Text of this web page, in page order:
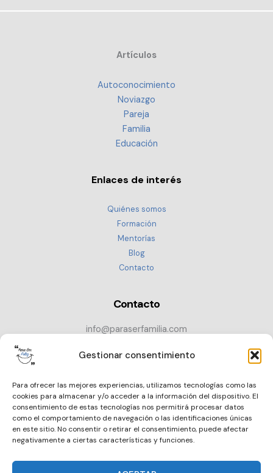
Gestionar consentimiento
Para ofrecer las mejores experiencias, utilizamos tecnologías como las
cookies para almacenar y/o acceder a la información del dispositivo. El
consentimiento de estas tecnologías nos permitirá procesar datos
como el comportamiento de navegación o las identificaciones únicas
en este sitio. No consentir o retirar el consentimiento, puede afectar
negativamente a ciertas características y funciones.
Artículos
Autoconocimiento
Noviazgo
Pareja
Familia
Educación
Enlaces de interés
Quiénes somos
Formación
Mentorías
Blog
Contacto
Contacto
info@paraserfamilia.com
CONTACTAR